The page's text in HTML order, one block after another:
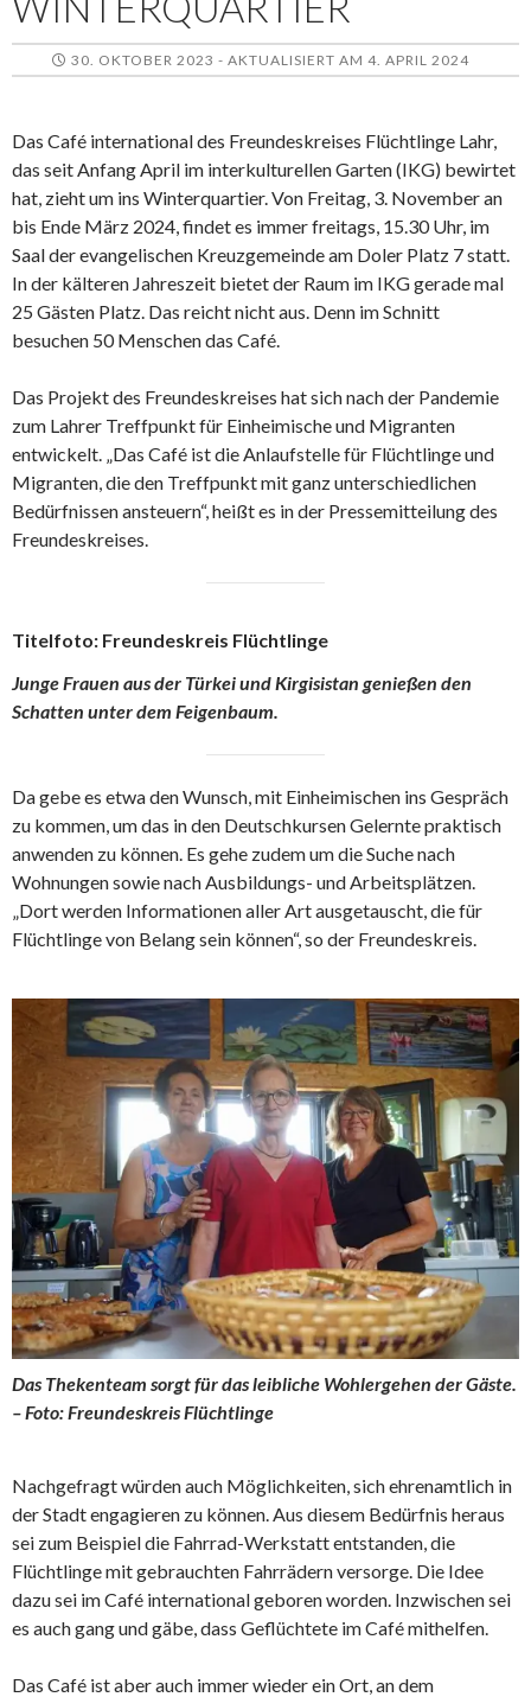
30. OKTOBER 2023 - AKTUALISIERT AM 4. APRIL 2024
Das Café international des Freundeskreises Flüchtlinge Lahr,
das seit Anfang April im interkulturellen Garten (IKG) bewirtet
hat, zieht um ins Winterquartier. Von Freitag, 3. November an
bis Ende März 2024, findet es immer freitags, 15.30 Uhr, im
Saal der evangelischen Kreuzgemeinde am Doler Platz 7 statt.
In der kälteren Jahreszeit bietet der Raum im IKG gerade mal
25 Gästen Platz. Das reicht nicht aus. Denn im Schnitt
besuchen 50 Menschen das Café.
Das Projekt des Freundeskreises hat sich nach der Pandemie
zum Lahrer Treffpunkt für Einheimische und Migranten
entwickelt. „Das Café ist die Anlaufstelle für Flüchtlinge und
Migranten, die den Treffpunkt mit ganz unterschiedlichen
Bedürfnissen ansteuern“, heißt es in der Pressemitteilung des
Freundeskreises.
Titelfoto: Freundeskreis Flüchtlinge
Junge Frauen aus der Türkei und Kirgisistan genießen den
Schatten unter dem Feigenbaum.
Da gebe es etwa den Wunsch, mit Einheimischen ins Gespräch
zu kommen, um das in den Deutschkursen Gelernte praktisch
anwenden zu können. Es gehe zudem um die Suche nach
Wohnungen sowie nach Ausbildungs- und Arbeitsplätzen.
„Dort werden Informationen aller Art ausgetauscht, die für
Flüchtlinge von Belang sein können“, so der Freundeskreis.
Das Thekenteam sorgt für das leibliche Wohlergehen der Gäste.
– Foto: Freundeskreis Flüchtlinge
Nachgefragt würden auch Möglichkeiten, sich ehrenamtlich in
der Stadt engagieren zu können. Aus diesem Bedürfnis heraus
sei zum Beispiel die Fahrrad-Werkstatt entstanden, die
Flüchtlinge mit gebrauchten Fahrrädern versorge. Die Idee
dazu sei im Café international geboren worden. Inzwischen sei
es auch gang und gäbe, dass Geflüchtete im Café mithelfen.
Das Café ist aber auch immer wieder ein Ort, an dem